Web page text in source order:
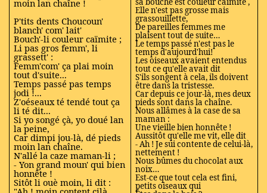
moin lan chaîne !
P'tits dents Choucoun'
blanch' com' lait'
Bouch'-li couleur caïmite ;
Li pas gros femm', li
grassett' :
Femm'com' ça plai moin
tout d'suite...
Temps passé pas temps
jodi !...
Z'oéseaux té tendé tout ça
li té dit...
Si yo songé çà, yo doué lan
la peine,
Car dimpi jou-là, dé pieds
moin lan chaîne.
N'allé la caze maman-li ;
- Yon grand moun' qui bien
honnête !
Sitôt li ouè moin, li dit :
Elle n'est pas grosse mais
grassouillette,
De pareilles femmes me
plaisent tout de suite…
Le temps passé n'est pas le
temps d'aujourd'hui!
Les oiseaux avaient entendus
tout ce qu'elle avait dit
S'ils songent à cela, ils doivent
être dans la tristesse.
Car depuis ce jour-là, mes deux
pieds sont dans la chaîne.
Nous allâmes à la case de sa
maman :
Une vieille bien honnête !
Aussitôt qu'elle me vit, elle dit
- Ah ! Je sui contente de celui-là,
nettement !
Nous bûmes du chocolat aux
noix…
Est-ce que tout cela est fini,
petits oiseaux qui